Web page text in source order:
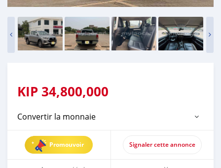
KIP 34,800,000
Convertir la monnaie
Promouvoir Signaler cette annonce